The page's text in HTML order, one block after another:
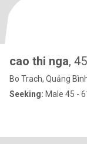
cao thi nga, 45
Bo Trach, Quảng
Seeking: Male 45 -